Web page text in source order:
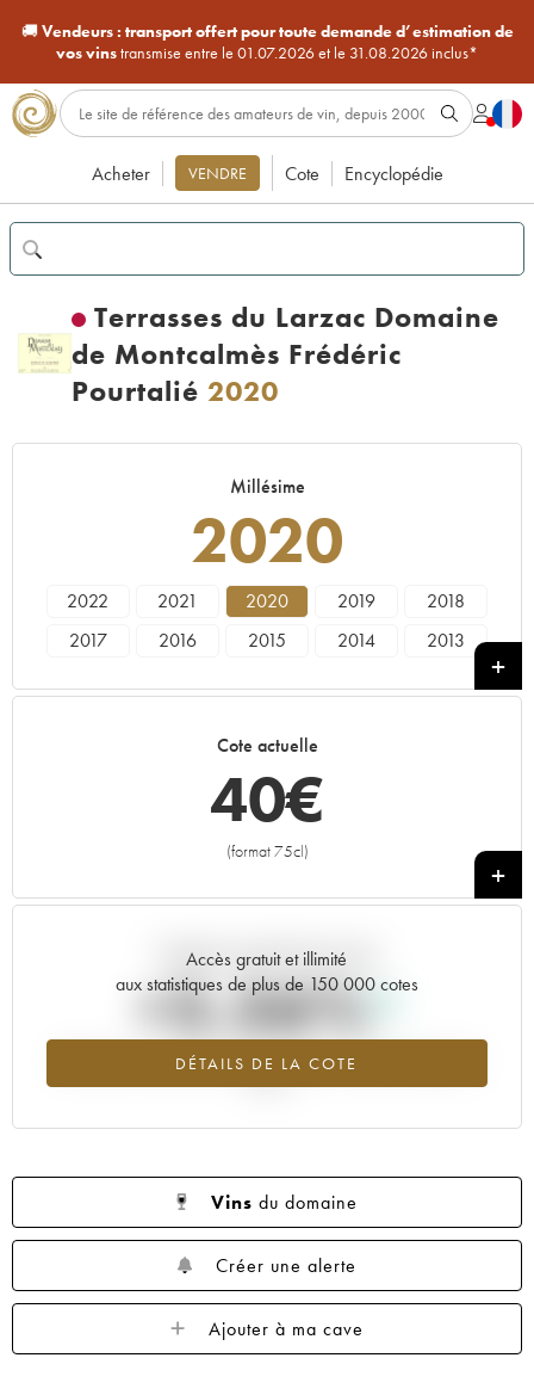
🚚Vendeurs : transport offert pour toute demande d’estimation de
vos vinstransmise entre le 01.07.2026 et le 31.08.2026 inclus*
Acheter VENDRE Cote Encyclopédie
Terrasses du Larzac Domaine
de Montcalmès Frédéric
Pourtalié 2020
Millésime
2020
2022 2021 2020 2019
2018
2017
2016 2015 2014
2013
2000
Cote actuelle
40€
(format 75cl)
+
Accès gratuit et illimité
aux statistiques de plus de 150 000 cotes
DÉTAILS DE LA COTE
Tendance actuelle de la cote
+5.56%
Tendance à la hausse du millésime 2020 en 2026 par rapport à
Vins du domaine
Créer une alerte
Ajouter à ma cave